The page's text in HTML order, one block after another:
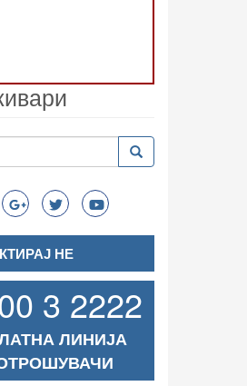
Пребарување
НЕ
3 2222
ЛИНИЈА